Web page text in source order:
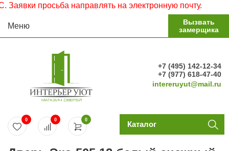
просьба направлять на электронную почту.
Меню
Вызвать
замерщика
+7 (495) 142-12-34
+7 (977) 618-47-40
intereruyut@mail.ru
0
0 0 Каталог